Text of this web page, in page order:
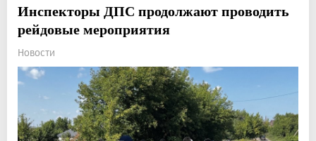
Инспекторы ДПС продолжают проводить
рейдовые мероприятия
Новости